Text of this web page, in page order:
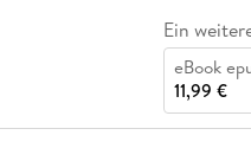
Ein
eBook
11,99 €